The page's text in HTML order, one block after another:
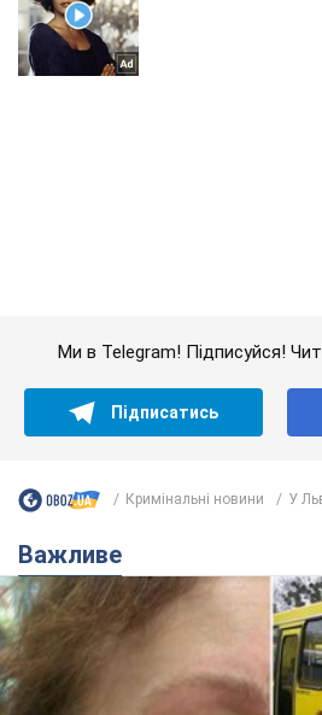
У Львові жінка спровокувала
розмовляючи російською
поліція склала